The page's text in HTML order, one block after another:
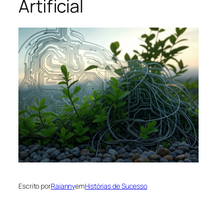
Artificial
Escrito porRaiannyemHistórias de Sucesso